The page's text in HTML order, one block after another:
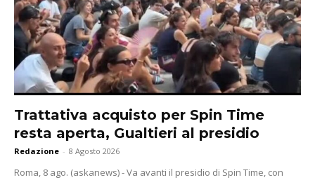
Trattativa acquisto per Spin Time
resta aperta, Gualtieri al presidio
Redazione - 8 Agosto 2026
Roma, 8 ago. (askanews) - Va avanti il presidio di Spin Time, con